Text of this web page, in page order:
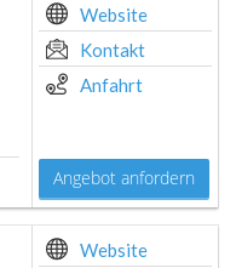
Website
Kontakt
Anfahrt
Angebot anfordern
Website